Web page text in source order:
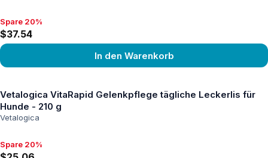
Spare 20%, $37.54
Spare 20%
$37.54
In den Warenkorb
Vetalogica VitaRapid Gelenkpflege tägliche Leckerlis für
Hunde - 210 g
Vetalogica
Spare 20%, $25.06
Spare 20%